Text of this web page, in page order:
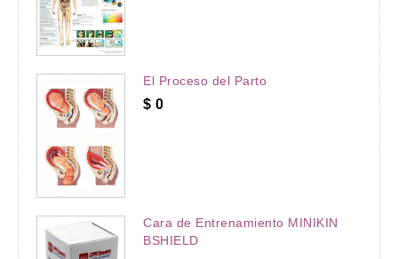
El Proceso del Parto
$ 0
Cara de Entrenamiento MINIKIN
BSHIELD